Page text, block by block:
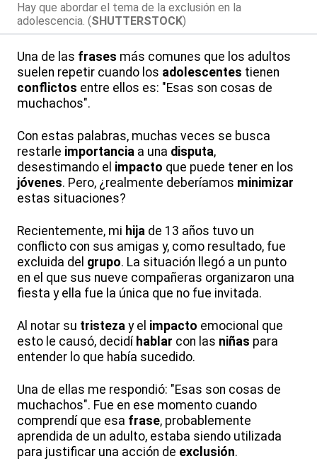
Hay que abordar el tema de la exclusión en la
adolescencia. (SHUTTERSTOCK)
Una de las frases más comunes que los adultos
suelen repetir cuando los adolescentes tienen
conflictos entre ellos es: "Esas son cosas de
muchachos".
Con estas palabras, muchas veces se busca
restarle importancia a una disputa,
desestimando el impacto que puede tener en los
jóvenes. Pero, ¿realmente deberíamos minimizar
estas situaciones?
Recientemente, mi hija de 13 años tuvo un
conflicto con sus amigas y, como resultado, fue
excluida del grupo. La situación llegó a un punto
en el que sus nueve compañeras organizaron una
fiesta y ella fue la única que no fue invitada.
Al notar su tristeza y el impacto emocional que
esto le causó, decidí hablar con las niñas para
entender lo que había sucedido.
Una de ellas me respondió: "Esas son cosas de
muchachos". Fue en ese momento cuando
comprendí que esa frase, probablemente
aprendida de un adulto, estaba siendo utilizada
para justificar una acción de exclusión.